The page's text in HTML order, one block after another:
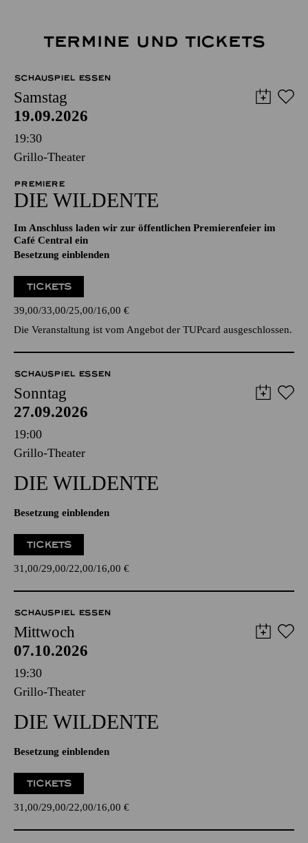
TERMINE UND TICKETS
SCHAUSPIEL ESSEN
Samstag
19.09.2026
19:30
Grillo-Theater
PREMIERE
DIE WILDENTE
Im Anschluss laden wir zur öffentlichen Premierenfeier im
Café Central ein
Besetzung einblenden
TICKETS
39,00 33,00 25,00 16,00 €
Die Veranstaltung ist vom Angebot der TUPcard ausgeschlossen.
SCHAUSPIEL ESSEN
Sonntag
27.09.2026
19:00
Grillo-Theater
DIE WILDENTE
Besetzung einblenden
TICKETS
31,00 29,00 22,00 16,00 €
SCHAUSPIEL ESSEN
Mittwoch
07.10.2026
19:30
Grillo-Theater
DIE WILDENTE
Besetzung einblenden
TICKETS
31,00 29,00 22,00 16,00 €